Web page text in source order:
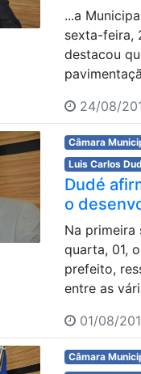
...a
sexta-feira,
destacou
24/08/
Câmara
Luis Carlos
Dudé
o
Na primeira
quarta, 01,
prefeito,
entre as
01/08/
Câmara